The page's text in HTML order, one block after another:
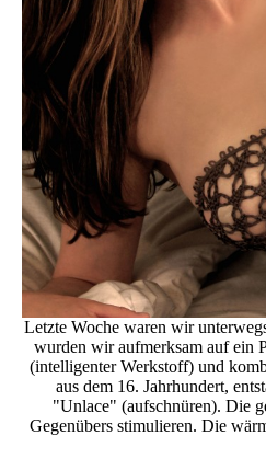
Letzte Woche waren wir
wurden wir aufmerksam auf ein
(intelligenter Werkstoff) und
aus dem 16. Jahrhundert,
"Unlace" (aufschnüren). Die
Gegenübers stimulieren. Die